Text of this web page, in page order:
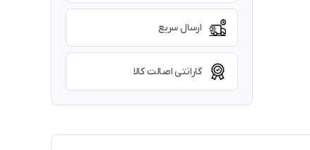
ارسال سریع
گارانتی اصالت کالا